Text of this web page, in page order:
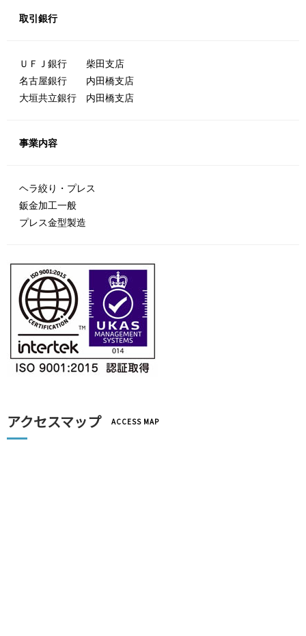
取引銀行
ＵＦＪ銀行 柴田支店
名古屋銀行 内田橋支店
大垣共立銀行 内田橋支店
事業内容
ヘラ絞り・プレス
鈑金加工一般
プレス金型製造
アクセスマップ ACCESS MAP